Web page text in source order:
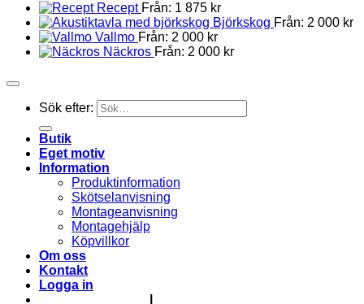
Recept Från: 1 875 kr
Björkskog Från: 2 000 kr
Vallmo Från: 2 000 kr
Näckros Från: 2 000 kr
Sök efter:
Butik
Eget motiv
Information
Produktinformation
Skötselanvisning
Montageanvisning
Montagehjälp
Köpvillkor
Om oss
Kontakt
Logga in